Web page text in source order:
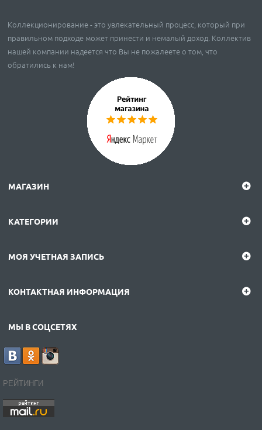
Коллекционирование - это увлекательный процесс, который при
правильном подходе может принести и немалый доход. Коллектив
нашей компании надеется что Вы не пожалеете о том, что
обратились к нам!
МАГАЗИН
КАТЕГОРИИ
МОЯ УЧЕТНАЯ ЗАПИСЬ
КОНТАКТНАЯ ИНФОРМАЦИЯ
МЫ В СОЦСЕТЯХ
РЕЙТИНГИ